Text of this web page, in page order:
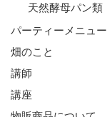
天然酵母パン類
パーティーメニュー
畑のこと
講師
講座